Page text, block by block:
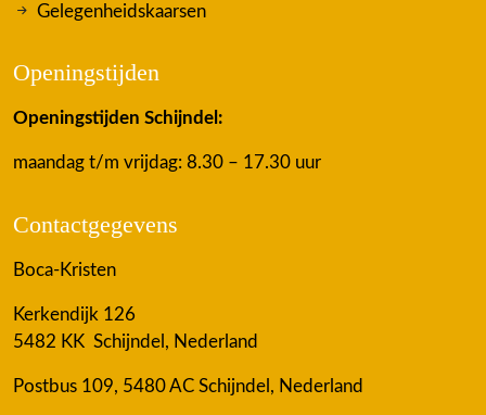
Gelegenheidskaarsen
Openingstijden
Openingstijden Schijndel:
maandag t/m vrijdag: 8.30 – 17.30 uur
Contactgegevens
Boca-Kristen
Kerkendijk 126
5482 KK Schijndel, Nederland
Postbus 109, 5480 AC Schijndel, Nederland